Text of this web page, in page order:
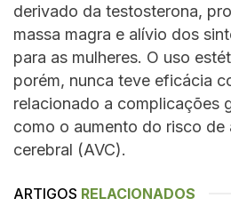
derivado da testosterona,
massa magra e alívio dos
para as mulheres. O uso
porém, nunca teve eficácia
relacionado a complicações
como o aumento do risco de
cerebral (AVC).
ARTIGOS RELACIONADOS